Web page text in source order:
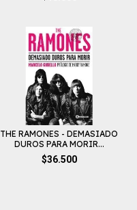
THE RAMONES - DEMASIADO
DUROS PARA MORIR...
$36.500